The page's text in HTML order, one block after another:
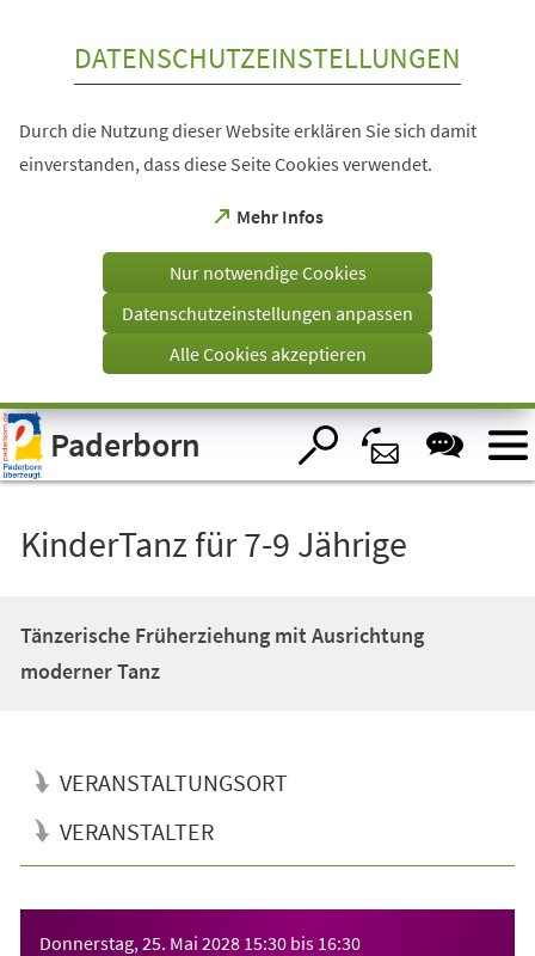
Visuelle
Assistenzsoftware
öffnen.
DATENSCHUTZEINSTELLUNGEN
Durch die Nutzung dieser Website erklären Sie sich damit
einverstanden, dass diese Seite Cookies verwendet.
Mehr Infos
(Öffnet
einem
Tab)
Nur notwendige Cookies
Datenschutzeinstellungen anpassen
Alle Cookies akzeptieren
Paderborn
KinderTanz für 7-9 Jährige
Tänzerische Früherziehung mit Ausrichtung
moderner Tanz
VERANSTALTUNGSORT
VERANSTALTER
Donnerstag, 25. Mai 2028 15:30 bis 16:30